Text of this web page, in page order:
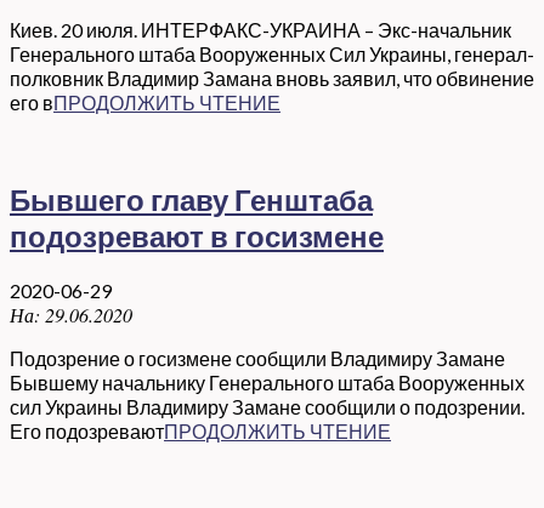
Киев. 20 июля. ИНТЕРФАКС-УКРАИНА – Экс-начальник
Генерального штаба Вооруженных Сил Украины, генерал-
полковник Владимир Замана вновь заявил, что обвинение
его вПРОДОЛЖИТЬ ЧТЕНИЕ
Бывшего главу Генштаба
подозревают в госизмене
2020-06-29
На: 29.06.2020
Подозрение о госизмене сообщили Владимиру Замане
Бывшему начальнику Генерального штаба Вооруженных
сил Украины Владимиру Замане сообщили о подозрении.
Его подозреваютПРОДОЛЖИТЬ ЧТЕНИЕ